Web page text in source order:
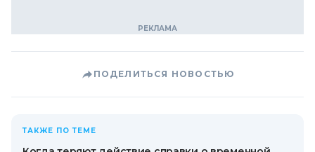
ПОДЕЛИТЬСЯ НОВОСТЬЮ
ТАКЖЕ ПО ТЕМЕ